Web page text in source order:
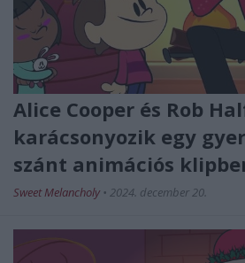
Alice Cooper és Rob
karácsonyozik egy
szánt animációs
Sweet Melancholy • 2024. december 20.